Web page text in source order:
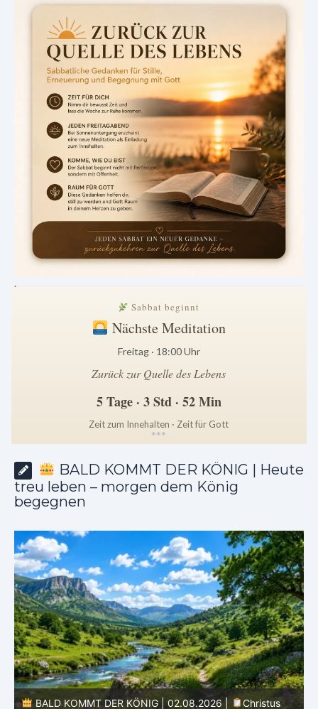
.
Sabbat beginnt
Nächste Meditation
Freitag · 18:00 Uhr
Zurück zur Quelle des Lebens
5 Tage · 3 Std · 52 Min
Zeit zum Innehalten · Zeit für Gott
***
BALD KOMMT DER KÖNIG | Heute
treu leben – morgen dem König
begegnen
BALD KOMMT DER KÖNIG | 02.08.2026 |
Christus